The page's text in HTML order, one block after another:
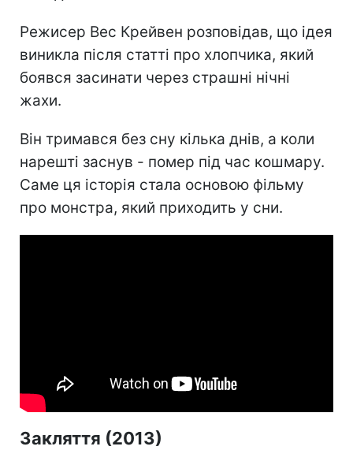
Режисер Вес Крейвен розповідав, що ідея
виникла після статті про хлопчика, який
боявся засинати через страшні нічні
жахи.
Він тримався без сну кілька днів, а коли
нарешті заснув - помер під час кошмару.
Саме ця історія стала основою фільму
про монстра, який приходить у сни.
Закляття (2013)